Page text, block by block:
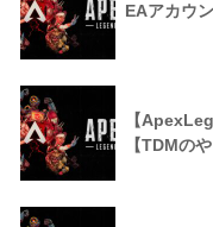
EAアカウ
【
【TDMのや